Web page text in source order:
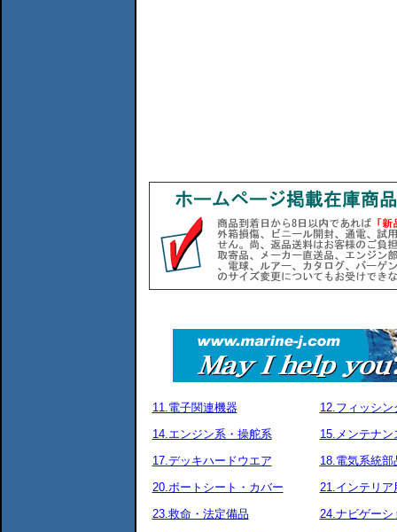
11.電子関連機器
12.フィッシン
14.エンジン系・操舵系
15.メンテナン
17.デッキハードウエア
18.電気系統部
20.ボートシート・カバー
21.インテリア
23.救命・法定備品
24.ナビゲーシ